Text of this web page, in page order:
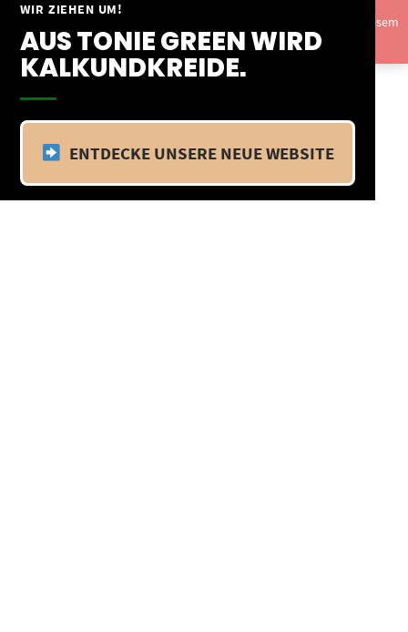
WIR ZIEHEN UM!
AUS TONIE GREEN WIRD
KALKUNDKREIDE.
ENTDECKE UNSERE NEUE WEBSITE
Springe
Inhalt
Vom 09.04.25 - 20.04.25 befinden wir uns im Betriebsurlaub. In diesem
Zeitraum findet kein Versand statt.Ausblenden